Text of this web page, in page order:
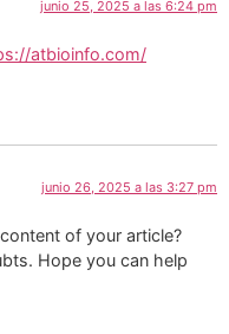
junio 25, 2025 a las 6:24 pm
atbioinfo.com/
junio 26, 2025 a las 3:27 pm
of your article?
Hope you can help